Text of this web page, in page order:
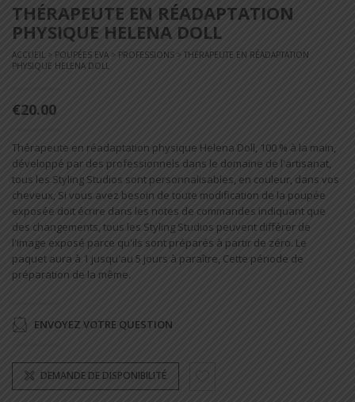
THÉRAPEUTE EN RÉADAPTATION
PHYSIQUE HELENA DOLL
ACCUEIL > POUPÉES EVA > PROFESSIONS > THÉRAPEUTE EN RÉADAPTATION
PHYSIQUE HELENA DOLL
€20.00
Thérapeute en réadaptation physique Helena Doll, 100 % à la main,
développé par des professionnels dans le domaine de l'artisanat,
tous les Styling Studios sont personnalisables, en couleur, dans vos
cheveux, Si vous avez besoin de toute modification de la poupée
exposée doit écrire dans les notes de commandes indiquant que
des changements, tous les Styling Studios peuvent différer de
l'image exposé parce qu'ils sont préparés à partir de zéro. Le
paquet aura à 1 jusqu'au 5 jours à paraître, Cette période de
préparation de la même.
ENVOYEZ VOTRE QUESTION
DEMANDE DE DISPONIBILITÉ